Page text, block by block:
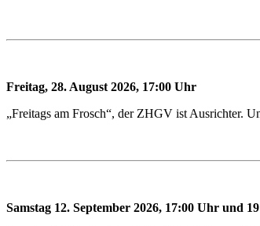
Freitag, 28. August 2026, 17:00 Uhr
„Freitags am Frosch“, der ZHGV ist Ausrichter.
Samstag 12. September 2026, 17:00 Uhr und